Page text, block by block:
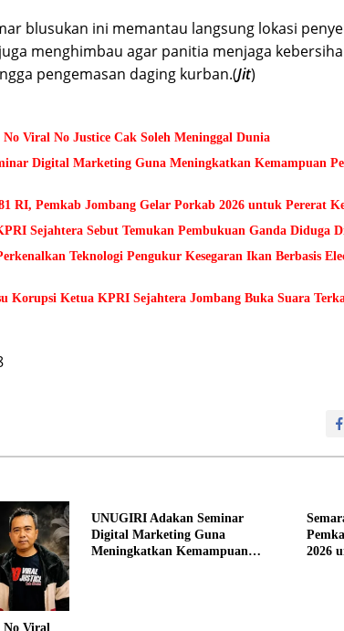
blusukan ini memantau langsung lokasi
menghimbau agar panitia menjaga
pengemasan daging kurban.(Jit)
Viral No Justice Cak Soleh Meninggal Dunia
Digital Marketing Guna Meningkatkan Kemampuan
RI, Pemkab Jombang Gelar Porkab 2026 untuk Pererat
Sejahtera Sebut Temukan Pembukuan Ganda Diduga
Teknologi Pengukur Kesegaran Ikan Berbasis
Korupsi Ketua KPRI Sejahtera Jombang Buka Suara
Viral
UNUGIRI Adakan Seminar
Digital Marketing Guna
Meningkatkan Kemampuan
2026